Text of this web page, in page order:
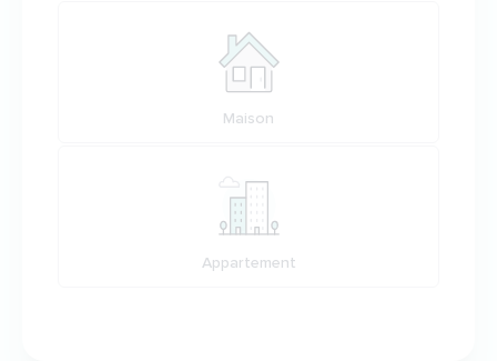
Maison
Appartement